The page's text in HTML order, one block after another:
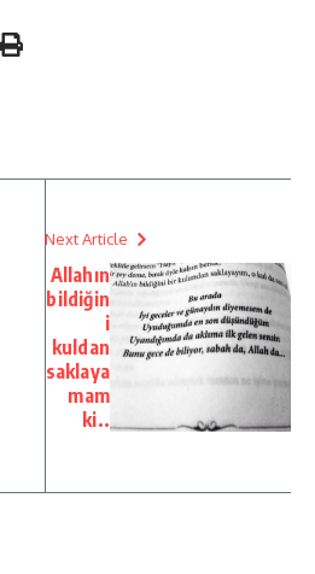
Next Article
Allahın
bildiğin
i
kuldan
saklaya
mam
ki..